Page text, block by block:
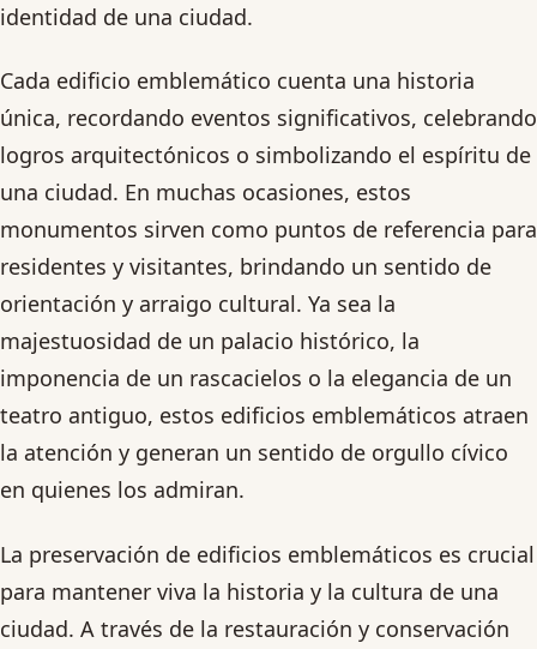
identidad de una ciudad.
Cada edificio emblemático cuenta una historia
única, recordando eventos significativos, celebrando
logros arquitectónicos o simbolizando el espíritu de
una ciudad. En muchas ocasiones, estos
monumentos sirven como puntos de referencia para
residentes y visitantes, brindando un sentido de
orientación y arraigo cultural. Ya sea la
majestuosidad de un palacio histórico, la
imponencia de un rascacielos o la elegancia de un
teatro antiguo, estos edificios emblemáticos atraen
la atención y generan un sentido de orgullo cívico
en quienes los admiran.
La preservación de edificios emblemáticos es crucial
para mantener viva la historia y la cultura de una
ciudad. A través de la restauración y conservación